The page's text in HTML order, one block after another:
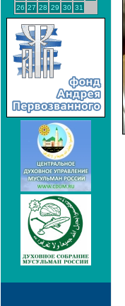
26 27 28 29 30 31